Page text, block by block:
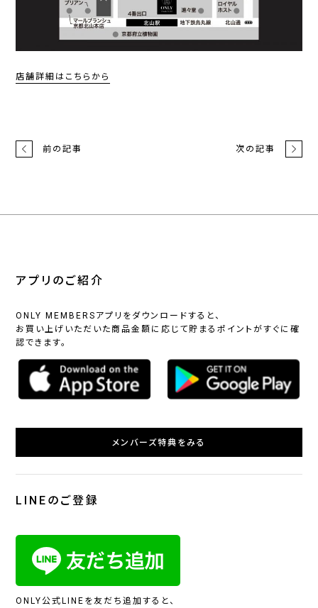
店舗詳細はこちらから
前の記事 次の記事
アプリのご紹介
ONLY MEMBERSアプリをダウンロードすると、
お買い上げいただいた商品金額に応じて貯まるポイントがすぐに確
認できます。
メンバーズ特典をみる
LINEのご登録
ONLY公式LINEを友だち追加すると、